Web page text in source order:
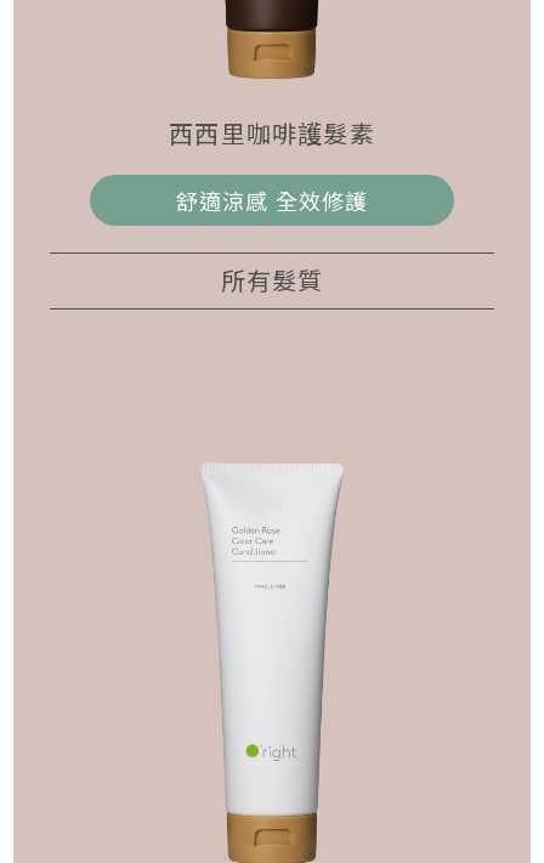
西西里咖啡護髮素
舒適涼感 全效修護
所有髮質